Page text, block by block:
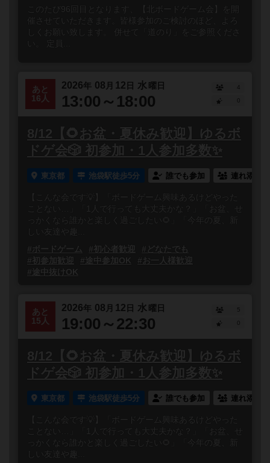
このたび96回目となります、【北ボードゲーム会】を開
催させていただきます。皆様参加のご検討のほど、よろ
しくお願い致します。 併せて「道のり」をご参照くださ
あと
16人
2026年 08 月 12 日 水 曜日
13:00～18:00
4
8/12【🌻お盆・夏休み歓迎】ゆるボ
ドゲ会🎲 初参加・1人参加多数✨
東京都 池袋駅徒歩5分 誰でも参加 連れ添い
【こんな会です💡】「ボードゲーム興味あるけどやった
ことない…」「1人で行っても大丈夫かな？」「お盆、せ
っかくなら誰かと楽しく過ごしたい🌻」「今年の夏、新
しい友達や趣...
#ボードゲーム
#初心者歓迎
#どなたでも
#初参加歓迎
#途中参加OK
#お一人様歓迎
#途中抜けOK
あと
15人
2026年 08 月 12 日 水 曜日
19:00～22:30
5
8/12【🌻お盆・夏休み歓迎】ゆるボ
ドゲ会🎲 初参加・1人参加多数✨
東京都 池袋駅徒歩5分 誰でも参加 連れ添い
【こんな会です💡】「ボードゲーム興味あるけどやった
ことない…」「1人で行っても大丈夫かな？」「お盆、せ
っかくなら誰かと楽しく過ごしたい🌻」「今年の夏、新
しい友達や趣...